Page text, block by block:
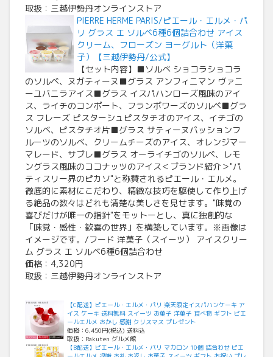
取扱：三越伊勢丹オンラインストア
PIERRE HERME PARIS/ピエール・エルメ・パ
リ グラス エ ソルベ6種6個詰合わせ アイス
クリーム、フローズン ヨーグルト（洋菓
子）【三越伊勢丹/公式】
【セット内容】■ソルベ ショコラショコラ
のソルベ、ヌガティーヌ■グラス アンフィニマン ヴァニ
ーユバニラアイス■グラス イスパハンローズ風味のアイ
ス、ライチのコンポート、フランボワーズのソルベ■グラ
ス フレーズ ピスターシュピスタチオのアイス、イチゴの
ソルベ、ピスタチオ片■グラス サティーヌパッションフ
ルーツのソルベ、クリームチーズのアイス、オレンジマー
マレード、サブレ■グラス オーライチゴのソルベ、レモ
ングラス風味のココナッツのアイス＜ブランド紹介＞"パ
ティスリー界のピカソ"と称賛されるピエール・エルメ。
徹底的に素材にこだわり、精緻な技巧を駆使して作り上げ
る絶品の数々はどれも清楚な美しさを見せます。"味覚の
喜びだけが唯一の指針"をモットーとし、真に独創的な
「味覚・感性・歓喜の世界」を構築しています。※画像は
イメージです。/フード 洋菓子（スイーツ） アイスクリー
ム グラス エ ソルベ6種6個詰合わせ
価格：4,320円
取扱：三越伊勢丹オンラインストア
【C配送】ピエール・エルメ・パリ 楽天限定イスパハンケーキ ア
イス ケーキ 送料無料 スイーツ お菓子 洋菓子 食べ物 ギフト ピエ
ールエルメ おかし 感謝 クリスマス プレゼント
価格：6,450円(税込) 送料込
取扱：Rakuten グルメ館
【B配送】ピエール・エルメ・パリ マカロン 10個 詰合わせ ピエ